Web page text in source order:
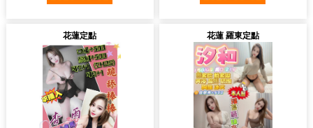
花蓮定點 花蓮 羅東定點